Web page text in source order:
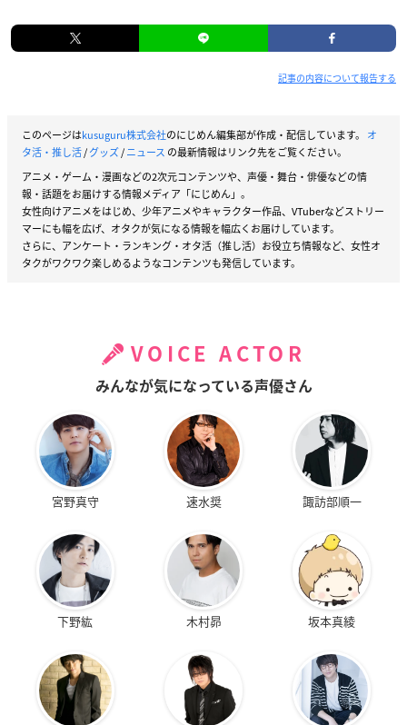
記事の内容について報告する
このページはkusuguru株式会社のにじめん編集部が作成・配信しています。 オ
タ活・推し活/グッズ/ニュース の最新情報はリンク先をご覧ください。
アニメ・ゲーム・漫画などの2次元コンテンツや、声優・舞台・俳優などの情
報・話題をお届けする情報メディア「にじめん」。
女性向けアニメをはじめ、少年アニメやキャラクター作品、VTuberなどストリー
マーにも幅を広げ、オタクが気になる情報を幅広くお届けしています。
さらに、アンケート・ランキング・オタ活（推し活）お役立ち情報など、女性オ
タクがワクワク楽しめるようなコンテンツも発信しています。
VOICE ACTOR
みんなが気になっている声優さん
宮野真守 速水奨 諏訪部順一
下野紘 木村昴 坂本真綾